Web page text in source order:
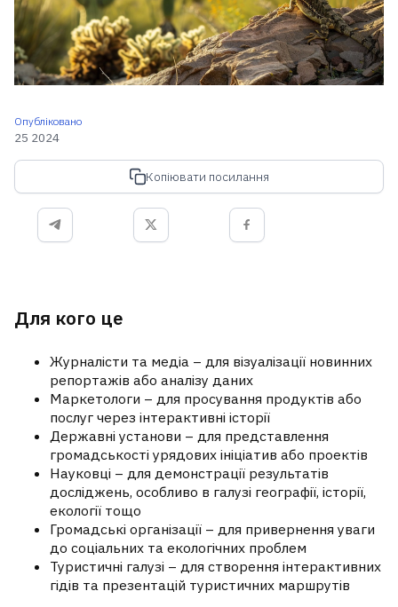
Опубліковано
25 2024
Копіювати посилання
Для кого це
Журналісти та медіа – для візуалізації новинних
репортажів або аналізу даних
Маркетологи – для просування продуктів або
послуг через інтерактивні історії
Державні установи – для представлення
громадськості урядових ініціатив або проектів
Науковці – для демонстрації результатів
досліджень, особливо в галузі географії, історії,
екології тощо
Громадські організації – для привернення уваги
до соціальних та екологічних проблем
Туристичні галузі – для створення інтерактивних
гідів та презентацій туристичних маршрутів